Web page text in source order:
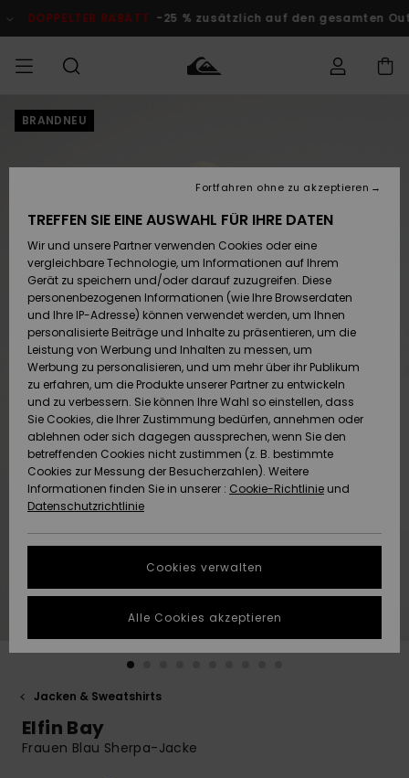
Produktinformation
DOPPELTER RABATT -25 % zusätzlich auf den gesamten
MÄNNER
Accessoires
Schuhe&
Flip-Flops
Surf
Snow
Brandneu
Highlights
Accessoires
Schuhe&
Flip-Flops
Surf
Snow
Brandneu
Highlights
FRAUEN
Brandneu
Highlights
Snow
SURF
Kinder
Highlights
Community
SNOW
Snow Shop
Kinder
Snow Shop
Damen
Highlights
Community
OUTLET
KINDER
Outlet
Frauen
HILFE & KONTAKT
Retouren
Bezahlung
Geschenkkarte
Quiksilver
Freedom
Datenschutz
Starten Sie eine
um die
schnellste
Antwort auf Ihre
Unterhaltung
Finden Sie
NACHHALTIGKEIT
SHOPS
BRANDNEU
Jacken & Sweatshirts
Elfin Bay
Frauen Blau Sherpa-Jacke
TREFFEN SIE EINE AUSWAHL FÜR IHRE DATEN
Wir und unsere Partner verwenden Cookies oder eine
vergleichbare Technologie, um Informationen auf Ihrem
Gerät zu speichern und/oder darauf zuzugreifen. Diese
personenbezogenen Informationen (wie Ihre Browserdaten
und Ihre IP-Adresse) können verwendet werden, um Ihnen
personalisierte Beiträge und Inhalte zu präsentieren, um die
Leistung von Werbung und Inhalten zu messen, um
Werbung zu personalisieren, und um mehr über ihr Publikum
zu erfahren, um die Produkte unserer Partner zu entwickeln
und zu verbessern. Sie können Ihre Wahl so einstellen, dass
Sie Cookies, die Ihrer Zustimmung bedürfen, annehmen oder
ablehnen oder sich dagegen aussprechen, wenn Sie den
betreffenden Cookies nicht zustimmen (z. B. bestimmte
Cookies zur Messung der Besucherzahlen). Weitere
Informationen finden Sie in unserer : Cookie-Richtlinie und
Datenschutzrichtlinie
Cookies verwalten
Fortfahren ohne zu akzeptieren
Alle Cookies akzeptieren